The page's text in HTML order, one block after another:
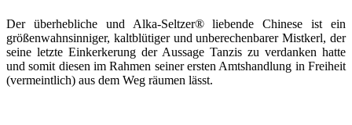
Der überhebliche und Alka-Seltzer® liebende Chinese ist ein
größenwahnsinniger, kaltblütiger und unberechenbarer Mistkerl, der
seine letzte Einkerkerung der Aussage Tanzis zu verdanken hatte
und somit diesen im Rahmen seiner ersten Amtshandlung in Freiheit
(vermeintlich) aus dem Weg räumen lässt.